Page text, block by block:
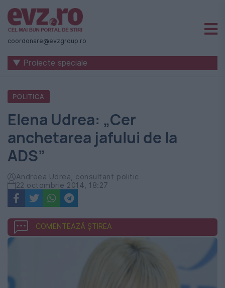
Știri
naționale
internaționale
România
-
Evenimentul
Zilei
coordonare@evzgroup.ro
▼ Proiecte speciale
POLITICA
Elena Udrea: „Cer
anchetarea jafului de la
ADS”
Andreea Udrea, consultant politic
22 octombrie 2014, 18:27
COMENTEAZĂ ȘTIREA